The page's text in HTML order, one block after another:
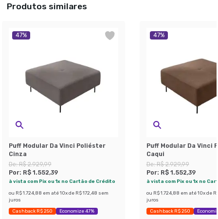
Produtos similares
47%
Puff Modular Da Vinci Poliéster
Cinza
De:R$ 2.929,99
Por: R$ 1.552,39
à vista com Pix ou 1x no Cartão de Crédito
ou R$ 1.724,88 em até 10x de R$ 172,48 sem
juros
Cashback R$ 250 Economize 47%
47%
Puff Modular Da Vinci
Caqui
De:R$ 2.929,99
Por: R$ 1.552,39
à vista com Pix ou 1x no
ou R$ 1.724,88 em até 10x de
juros
Cashback R$ 250